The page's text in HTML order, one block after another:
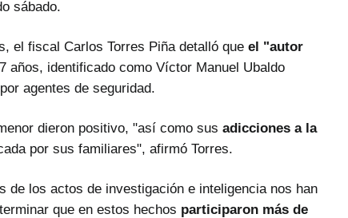
sábado.
el fiscal Carlos Torres Piña detalló queel "autor
años, identificado como Víctor Manuel Ubaldo
agentes de seguridad.
dieron positivo, "así como susadicciones a la
por sus familiares", afirmó Torres.
de los actos de investigación e inteligencia nos han
que en estos hechos participaron más de